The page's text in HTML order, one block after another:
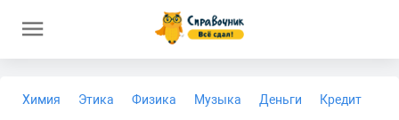
Химия Этика Физика Музыка Деньги
Кредит